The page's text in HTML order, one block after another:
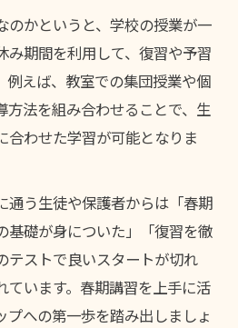
授業スタイルが与える影響
自分に合う学び方を見つけ
講習の特徴と向いている生
講習で得られる成長ポイン
習塾の活用が近道に
苦手科目を克服するアプロ
のかというと、学校の授業が一
み期間を利用して、復習や予習
例えば、教室での集団授業や個
方法を組み合わせることで、生
合わせた学習が可能となりま
通う生徒や保護者からは「春期
基礎が身についた」「復習を徹
テストで良いスタートが切れ
ています。春期講習を上手に活
プへの第一歩を踏み出しましょ